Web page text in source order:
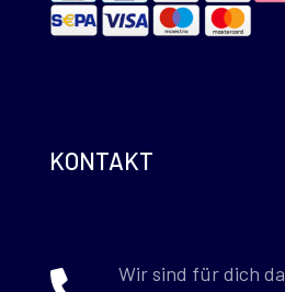
KONTAKT
Wir sind für dich da